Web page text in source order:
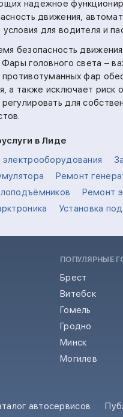
надежное
движения,
для водителя и
безопасность
головного света –
противотуманных фар
а также исключает
для
в Лиде
электрооборудования
Ремонт
Ремонт
Установка
ПОПУЛЯРНЫЕ
Брест
Витебск
Гомель
Гродно
Минск
Могилев
автосервисов